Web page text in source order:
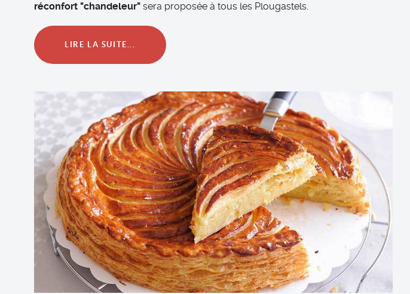
réconfort "chandeleur" sera proposée à tous les Plougastels.
LIRE LA SUITE...